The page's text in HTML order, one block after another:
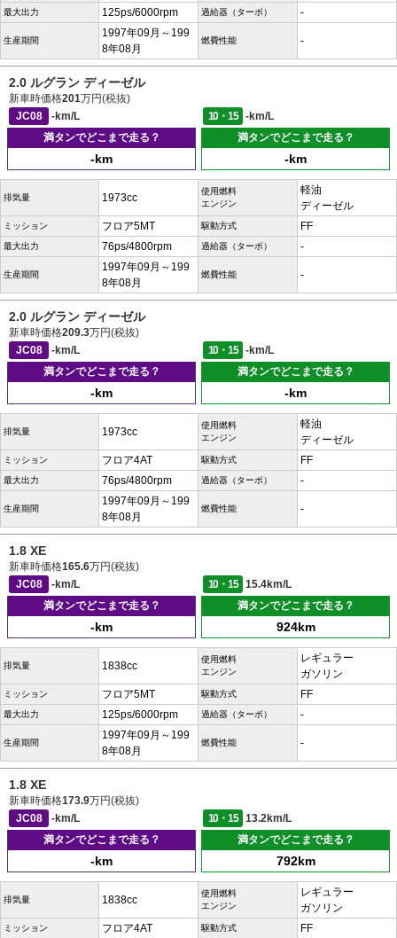
最大出力 125ps/6000rpm 過給器（ターボ） -
生産期間
1997年09月～199
8年08月
燃費性能 -
2.0 ルグラン ディーゼル
新車時価格201万円(税抜)
JC08
-km/L 10・15
-km/L
満タンでどこまで走る？
-km
満タンでどこまで走る？
-km
排気量 1973cc
使用燃料
エンジン
軽油
ディーゼル
ミッション フロア5MT 駆動方式 FF
最大出力 76ps/4800rpm 過給器（ターボ） -
生産期間
1997年09月～199
8年08月
燃費性能 -
2.0 ルグラン ディーゼル
新車時価格209.3万円(税抜)
JC08
-km/L 10・15
-km/L
満タンでどこまで走る？
-km
満タンでどこまで走る？
-km
排気量 1973cc
使用燃料
エンジン
軽油
ディーゼル
ミッション フロア4AT 駆動方式 FF
最大出力 76ps/4800rpm 過給器（ターボ） -
生産期間
1997年09月～199
8年08月
燃費性能 -
1.8 XE
新車時価格165.6万円(税抜)
JC08
-km/L 10・15
15.4km/L
満タンでどこまで走る？
-km
満タンでどこまで走る？
924km
排気量 1838cc
使用燃料
エンジン
レギュラー
ガソリン
ミッション フロア5MT 駆動方式 FF
最大出力 125ps/6000rpm 過給器（ターボ） -
生産期間
1997年09月～199
8年08月
燃費性能 -
1.8 XE
新車時価格173.9万円(税抜)
JC08
-km/L 10・15
13.2km/L
満タンでどこまで走る？
-km
満タンでどこまで走る？
792km
排気量 1838cc
使用燃料
エンジン
レギュラー
ガソリン
ミッション フロア4AT 駆動方式 FF